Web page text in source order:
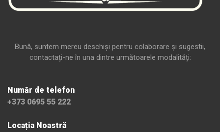
Bună, suntem mereu deschiși pentru colaborare și sugestii,
contactați-ne în una dintre următoarele modalități:
Număr de telefon
+373 0695 55 222
Locația Noastră